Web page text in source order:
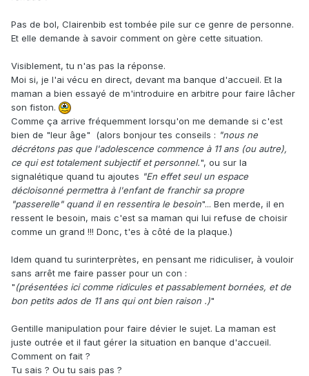
Pas de bol, Clairenbib est tombée pile sur ce genre de personne.
Et elle demande à savoir comment on gère cette situation.
Visiblement, tu n'as pas la réponse.
Moi si, je l'ai vécu en direct, devant ma banque d'accueil. Et la
maman a bien essayé de m'introduire en arbitre pour faire lâcher
son fiston.
Comme ça arrive fréquemment lorsqu'on me demande si c'est
bien de "leur âge" (alors bonjour tes conseils : "nous ne
décrétons pas que l'adolescence commence à 11 ans (ou autre),
ce qui est totalement subjectif et personnel.", ou sur la
signalétique quand tu ajoutes "En effet seul un espace
décloisonné permettra à l'enfant de franchir sa propre
"passerelle" quand il en ressentira le besoin"... Ben merde, il en
ressent le besoin, mais c'est sa maman qui lui refuse de choisir
comme un grand !!! Donc, t'es à côté de la plaque.)
Idem quand tu surinterprètes, en pensant me ridiculiser, à vouloir
sans arrêt me faire passer pour un con :
"(présentées ici comme ridicules et passablement bornées, et de
bon petits ados de 11 ans qui ont bien raison .)"
Gentille manipulation pour faire dévier le sujet. La maman est
juste outrée et il faut gérer la situation en banque d'accueil.
Comment on fait ?
Tu sais ? Ou tu sais pas ?